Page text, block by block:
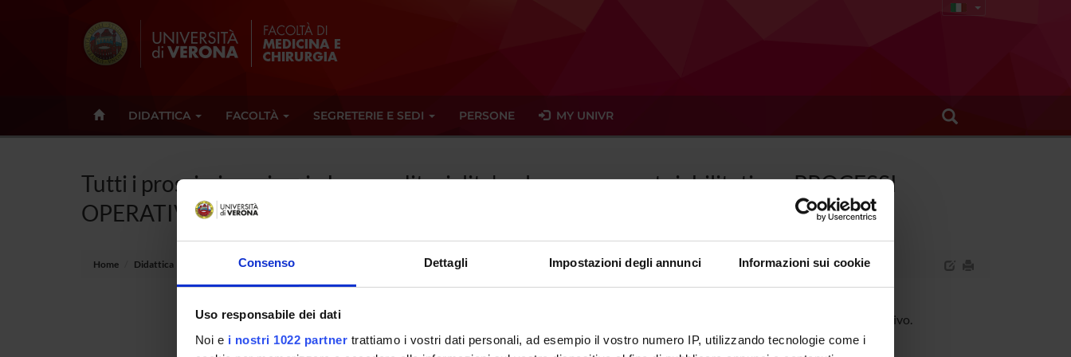
Consenso Dettagli Impostazioni degli annunci Informazioni sui cookie
Uso responsabile dei dati
Noi e i nostri 1022 partner trattiamo i vostri dati personali, ad esempio il vostro numero IP, utilizzando tecnologie come i
DIDATTICA FACOLTÀ SEGRETERIE E SEDI PERSONE MY UNIVR
Tutti i prossimi seminari - Imprenditorialita' nel management riabilitativo - PROCESSI
OPERATIVI E GESTIONALI NEL MANAGEMENT PRIVATO - (2025/2026)
Home Didattica
Non è stato trovato alcun seminario relativo all'insegnamento Imprenditorialita' nel management riabilitativo.